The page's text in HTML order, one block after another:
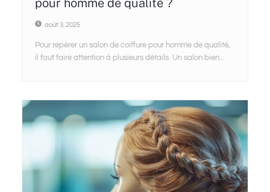
pour homme de qualité ?
août 3, 2025
Pour repérer un salon de coiffure pour homme de qualité,
il faut faire attention à plusieurs détails. Un salon bien...